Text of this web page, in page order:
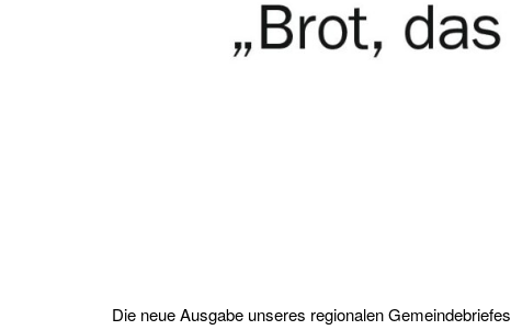
Die neue Ausgabe unseres regionalen Gemeindebriefes